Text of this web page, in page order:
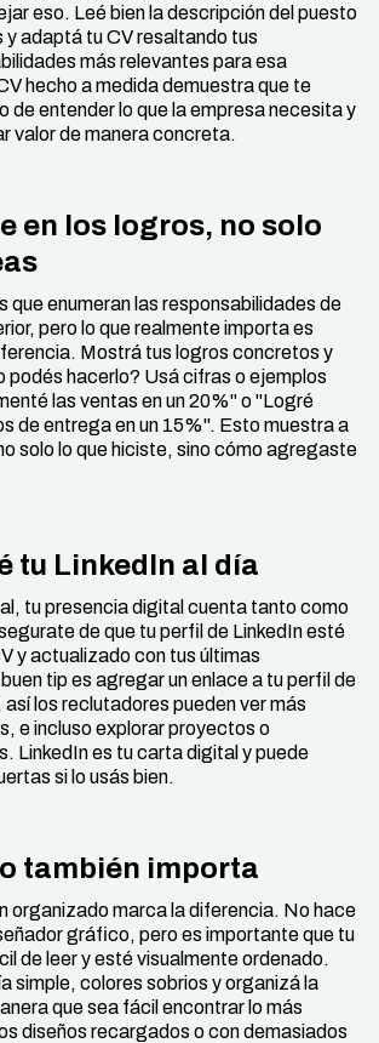
eso. Leé bien la descripción del puesto
y adaptá tu CV resaltando tus
más relevantes para esa
hecho a medida demuestra que te
de entender lo que la empresa necesita y
valor de manera concreta.
en los logros, no solo
que enumeran las responsabilidades de
pero lo que realmente importa es
Mostrá tus logros concretos y
podés hacerlo? Usá cifras o ejemplos
las ventas en un 20%" o "Logré
de entrega en un 15%". Esto muestra a
solo lo que hiciste, sino cómo agregaste
tu LinkedIn al día
tu presencia digital cuenta tanto como
de que tu perfil de LinkedIn esté
y actualizado con tus últimas
tip es agregar un enlace a tu perfil de
así los reclutadores pueden ver más
e incluso explorar proyectos o
LinkedIn es tu carta digital y puede
si lo usás bien.
también importa
organizado marca la diferencia. No hace
gráfico, pero es importante que tu
de leer y esté visualmente ordenado.
simple, colores sobrios y organizá la
que sea fácil encontrar lo más
diseños recargados o con demasiados